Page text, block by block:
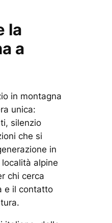
la
a
in montagna
unica:
silenzio
che si
in
alpine
chi cerca
e il contatto